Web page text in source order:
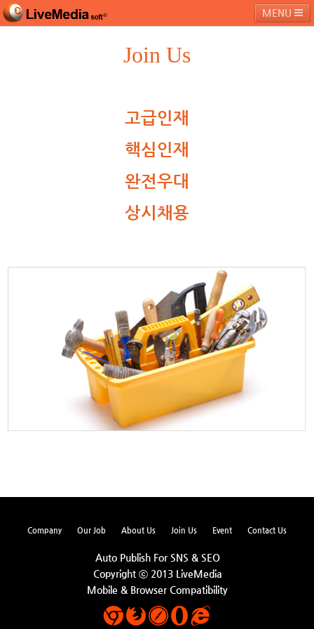
MENU
Join Us
고급인재
핵심인재
완전우대
상시채용
Company Our Job About Us Join Us Event Contact Us
Auto Publish For SNS & SEO
Copyright ⓒ 2013 LiveMedia
Mobile & Browser Compatibility